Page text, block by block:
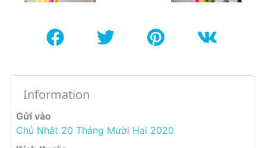
Information
Gửi vào
Chủ Nhật 20 Tháng Mười Hai 2020